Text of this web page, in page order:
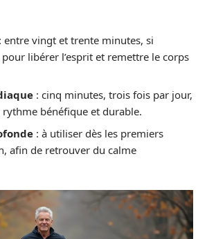
: entre vingt et trente minutes, si
libérer l’esprit et remettre le corps
: cinq minutes, trois fois par jour,
bénéfique et durable.
: à utiliser dès les premiers
afin de retrouver du calme